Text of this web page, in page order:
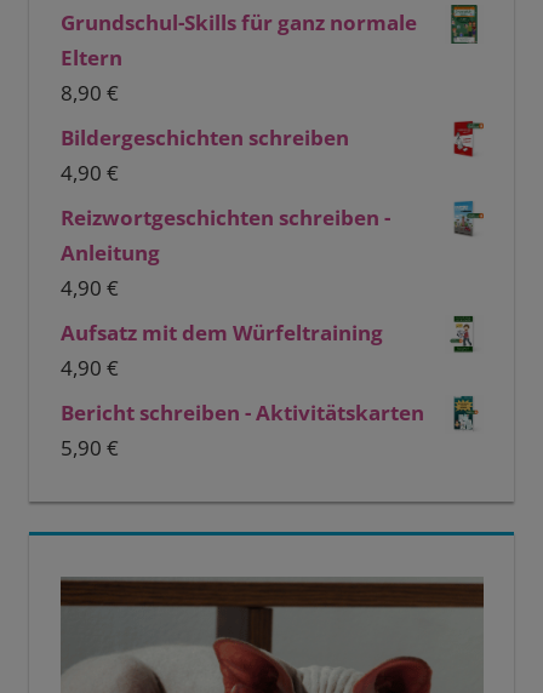
Grundschul-Skills für ganz normale
Eltern
8,90 €
Bildergeschichten schreiben
4,90 €
Reizwortgeschichten schreiben -
Anleitung
4,90 €
Aufsatz mit dem Würfeltraining
4,90 €
Bericht schreiben - Aktivitätskarten
5,90 €